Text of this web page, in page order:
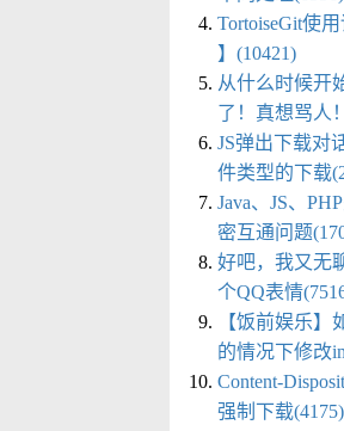
TortoiseGit使
】(10421)
从什么时候开
了！真想骂人
JS弹出下载对
件类型的下载
Java、JS、
密互通问题
好吧，我又无
个QQ表情
【饭前娱乐】
的情况下修改
Content-
强制下载(4175)